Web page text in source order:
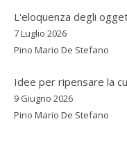
L'eloquenza degli
7 Luglio 2026
Pino Mario De Stefano
Idee per ripensare la
9 Giugno 2026
Pino Mario De Stefano